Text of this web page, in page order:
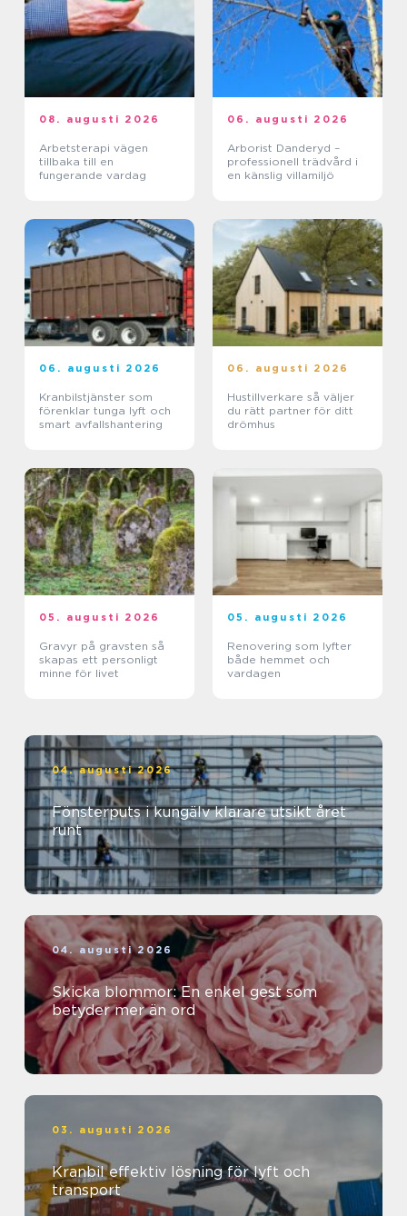
08. augusti 2026
Arbetsterapi vägen
tillbaka till en
fungerande vardag
06. augusti 2026
Arborist Danderyd –
professionell trädvård i
en känslig villamiljö
06. augusti 2026
Kranbilstjänster som
förenklar tunga lyft och
smart avfallshantering
06. augusti 2026
Hustillverkare så väljer
du rätt partner för ditt
drömhus
05. augusti 2026
Gravyr på gravsten så
skapas ett personligt
minne för livet
05. augusti 2026
Renovering som lyfter
både hemmet och
vardagen
04. augusti 2026
Fönsterputs i kungälv klarare utsikt året
runt
04. augusti 2026
Skicka blommor: En enkel gest som
betyder mer än ord
03. augusti 2026
Kranbil effektiv lösning för lyft och
transport